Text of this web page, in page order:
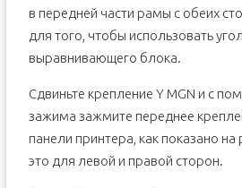
в передней части рамы с обеих
для того, чтобы использовать
выравнивающего блока.
Сдвиньте крепление Y MGN и с
зажима зажмите переднее
панели принтера, как показано на
это для левой и правой сторон.